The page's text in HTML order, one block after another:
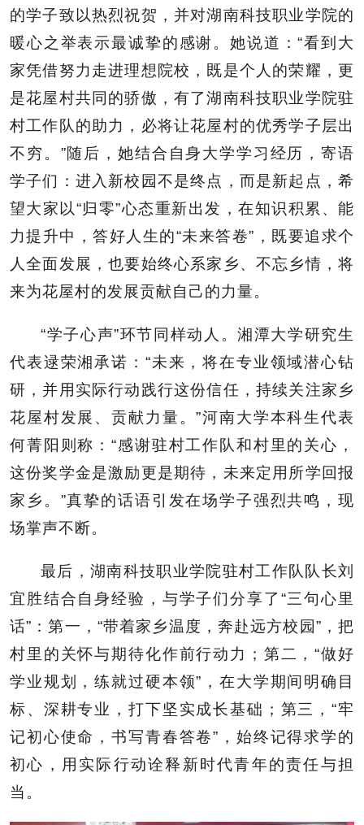
的学子致以热烈祝贺，并对湖南科技职业学院的
暖心之举表示最诚挚的感谢。她说道：“看到大
家凭借努力走进理想院校，既是个人的荣耀，更
是花屋村共同的骄傲，有了湖南科技职业学院驻
村工作队的助力，必将让花屋村的优秀学子层出
不穷。”随后，她结合自身大学学习经历，寄语
学子们：进入新校园不是终点，而是新起点，希
望大家以“归零”心态重新出发，在知识积累、能
力提升中，答好人生的“未来答卷”，既要追求个
人全面发展，也要始终心系家乡、不忘乡情，将
来为花屋村的发展贡献自己的力量。
“学子心声”环节同样动人。湘潭大学研究生
代表逯荣湘承诺：“未来，将在专业领域潜心钻
研，并用实际行动践行这份信任，持续关注家乡
花屋村发展、贡献力量。”河南大学本科生代表
何菁阳则称：“感谢驻村工作队和村里的关心，
这份奖学金是激励更是期待，未来定用所学回报
家乡。”真挚的话语引发在场学子强烈共鸣，现
场掌声不断。
最后，湖南科技职业学院驻村工作队队长刘
宜胜结合自身经验，与学子们分享了“三句心里
话”：第一，“带着家乡温度，奔赴远方校园”，把
村里的关怀与期待化作前行动力；第二，“做好
学业规划，练就过硬本领”，在大学期间明确目
标、深耕专业，打下坚实成长基础；第三，“牢
记初心使命，书写青春答卷”，始终记得求学的
初心，用实际行动诠释新时代青年的责任与担
当。